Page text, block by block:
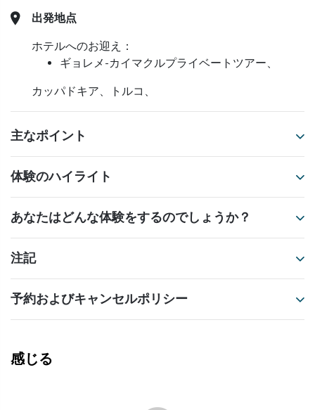
出発地点
ホテルへのお迎え：
ギョレメ-カイマクルプライベートツアー、
カッパドキア、トルコ、
主なポイント
体験のハイライト
あなたはどんな体験をするのでしょうか？
注記
予約およびキャンセルポリシー
感じる